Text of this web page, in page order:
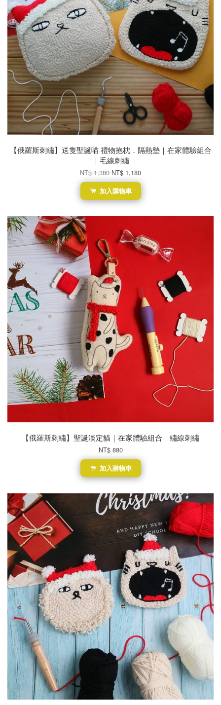
【俄羅斯刺繡】送隻聖誕喵 禮物抱枕．隔熱墊｜在家體驗組合
｜毛線刺繡
NT$ 1,380NT$ 1,180
加入購物車
【俄羅斯刺繡】聖誕淡定貓｜在家體驗組合｜繡線刺繡
NT$ 880
加入購物車